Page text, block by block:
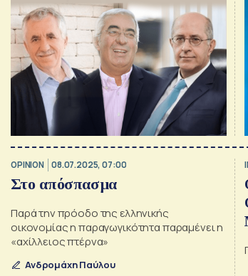
OPINION 08.07.2025, 07:00
Στο απόσπασμα
Παρά την πρόοδο της ελληνικής
οικονομίας η παραγωγικότητα παραμένει η
«αχίλλειος πτέρνα»
Ανδρομάχη Παύλου